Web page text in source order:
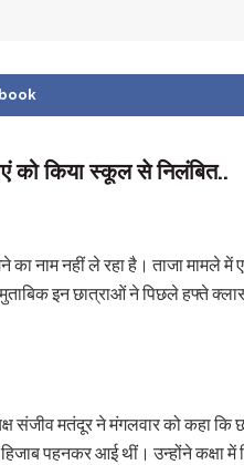
को किया स्कूल से निलंबित..
का नाम नहीं ले रहा है। ताजा
इन छात्राओं ने पिछले हफ्ते
संजीव मतंदूर ने मंगलवार को कहा कि
पहनकर आई थीं। उन्होंने कक्षा